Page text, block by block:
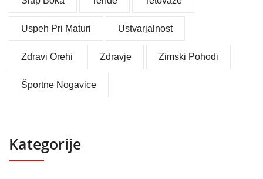
Uspeh Pri Maturi Ustvarjalnost
Zdravi Orehi Zdravje Zimski Pohodi
Športne Nogavice
Kategorije